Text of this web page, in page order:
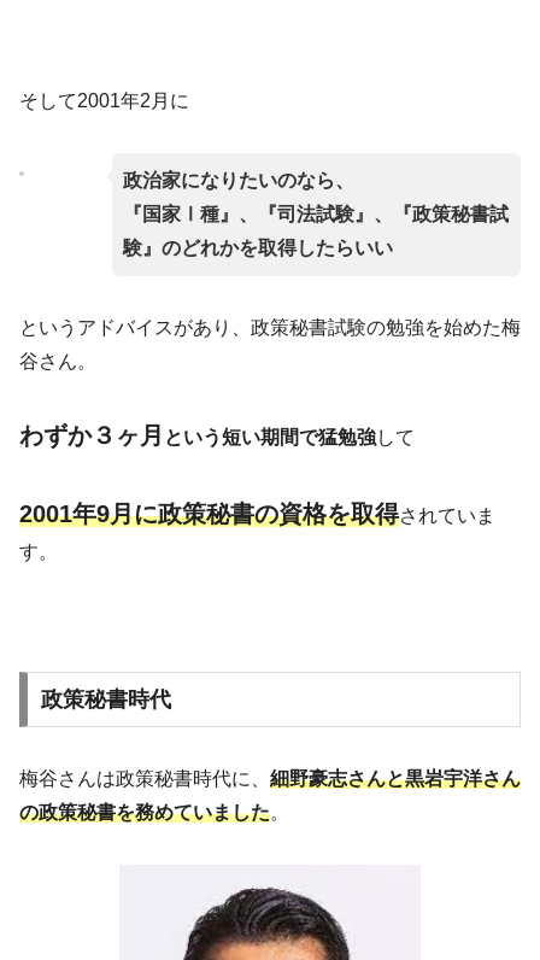
そして2001年2月に
政治家になりたいのなら、
『国家Ⅰ種』、『司法試験』、『政策秘書試
験』のどれかを取得したらいい
というアドバイスがあり、政策秘書試験の勉強を始めた梅
谷さん。
わずか３ヶ月 という短い期間で猛勉強して
2001年9月に政策秘書の資格を取得されていま
す。
政策秘書時代
梅谷さんは政策秘書時代に、 細野豪志さんと黒岩宇洋さん
の政策秘書を務めていました。